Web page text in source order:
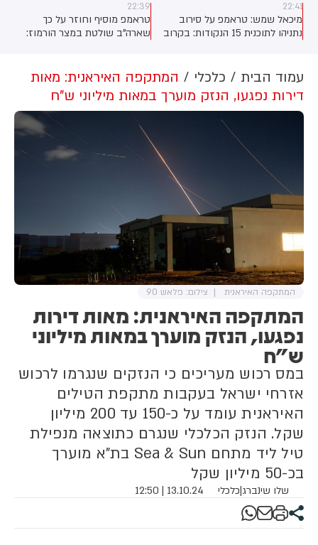
22:41
מיכאל שמש: טראמפ על סירוב
נתניהו לתוכנית 15 הנקודות: בקרוב
22:39
טראמפ מוסיף וחוזר על כך
שארה"ב שולטת במצר הורמוז:
להם כסף, הם לא משלמים לחיילים
שלהם"
עמוד הבית כלכלי
המתקפה האיראנית: מאות
דירות נפגעו, הנזק מוערך במאות מיליוני ש"ח
המתקפה האיראנית: מאות דירות
נפגעו, הנזק מוערך במאות מיליוני
ש"ח
במס רכוש מעריכים כי הנזקים שנגרמו לרכוש
אזרחי ישראל בעקבות מתקפת הטילים
האיראנית עומד על כ-150 עד 200 מיליון
שקל. הנזק הכלכלי שנגרם כתוצאה מנפילת
טיל ליד מתחם Sea & Sun בת"א מוערך
בכ-50 מיליון שקל
שלו שינברג|כלכלי 13.10.24 | 12:50
המתקפה האיראנית צילום: פלאש 90